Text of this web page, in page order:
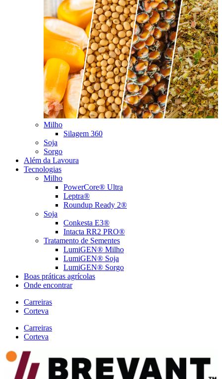
Milho
Silagem 360
Soja
Sorgo
Além da Lavoura
Tecnologias
Milho
PowerCore® Ultra
Leptra®
Roundup Ready 2®
Soja
Conkesta E3®
Intacta RR2 PRO®
Tratamento de Sementes
LumiGEN® Milho
LumiGEN® Soja
LumiGEN® Sorgo
Boas práticas agrícolas
Onde encontrar
Carreiras
Corteva
Carreiras
Corteva